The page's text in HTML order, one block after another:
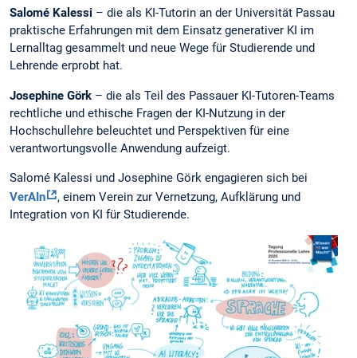
Salomé Kalessi – die als KI-Tutorin an der Universität Passau
praktische Erfahrungen mit dem Einsatz generativer KI im
Lernalltag gesammelt und neue Wege für Studierende und
Lehrende erprobt hat.
Josephine Görk – die als Teil des Passauer KI-Tutoren-Teams
rechtliche und ethische Fragen der KI-Nutzung in der
Hochschullehre beleuchtet und Perspektiven für eine
verantwortungsvolle Anwendung aufzeigt.
Salomé Kalessi und Josephine Görk engagieren sich bei
VerAIn
, einem Verein zur Vernetzung, Aufklärung und
Integration von KI für Studierende.